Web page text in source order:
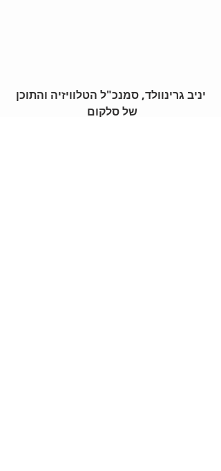
יניב גרינוולד, סמנכ"ל הטלוויזיה והתוכן
של סלקום